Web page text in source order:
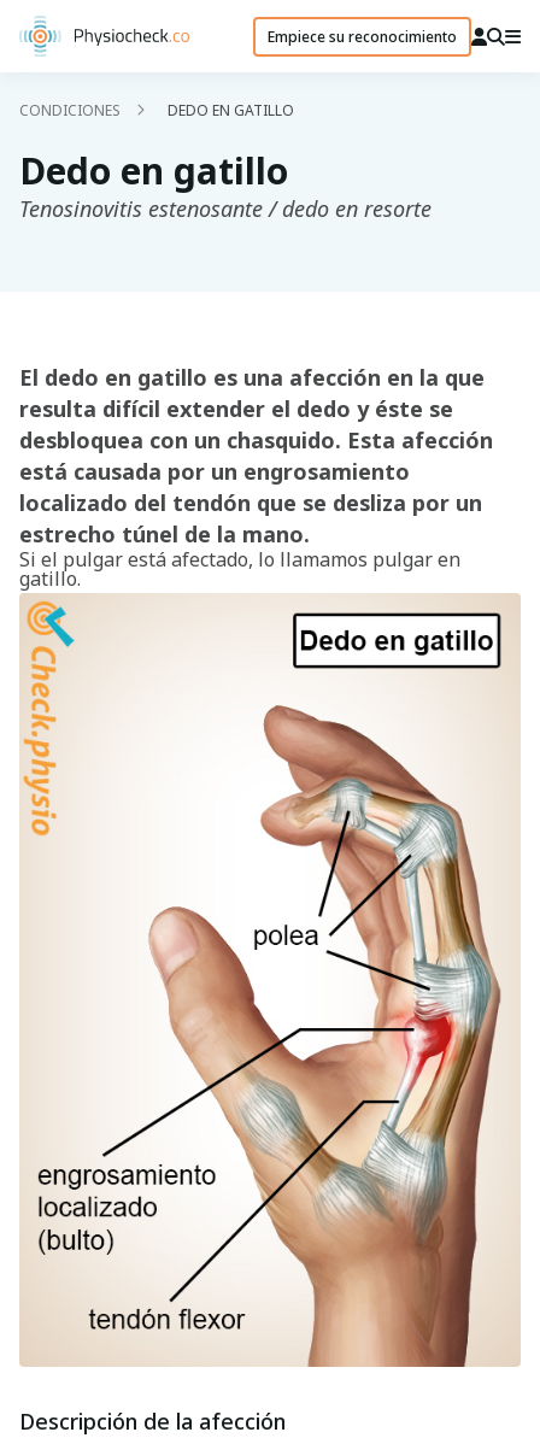
Empiece su reconocimiento
CONDICIONES DEDO EN GATILLO
Dedo en gatillo
Tenosinovitis estenosante / dedo en resorte
El dedo en gatillo es una afección en la que
resulta difícil extender el dedo y éste se
desbloquea con un chasquido. Esta afección
está causada por un engrosamiento
localizado del tendón que se desliza por un
estrecho túnel de la mano.
Si el pulgar está afectado, lo llamamos pulgar en
gatillo.
Descripción de la afección